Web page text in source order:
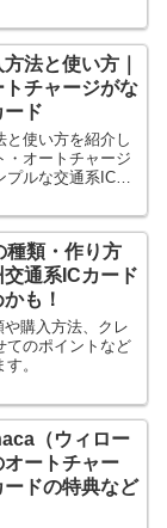
法と使い方｜
チャージがな
ード
と使い方を紹介し
・オートチャージ
ルな交通系ICカ
類・作り方
通系ICカード
も！
購入方法、クレ
てのポイントなど
。
（ウィロー
ートチャー
ドの特典など